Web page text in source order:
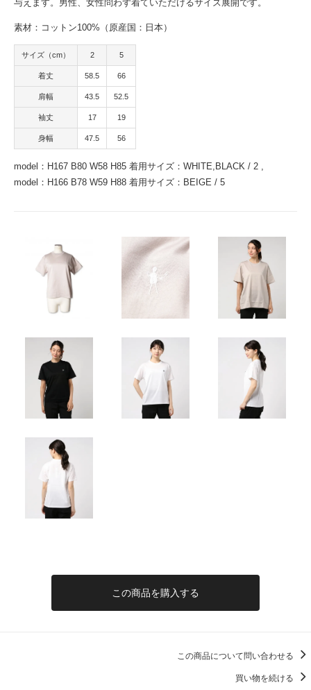
与えます。男性、女性問わず着ていただけるサイズ展開です。
素材：コットン100%（原産国：日本）
サイズ（cm） 2 5
着丈 58.5 66
肩幅 43.5 52.5
袖丈 17 19
身幅 47.5 56
model：H167 B80 W58 H85 着用サイズ：WHITE,BLACK / 2 ,
model：H166 B78 W59 H88 着用サイズ：BEIGE / 5
この商品を購入する
この商品について問い合わせる
買い物を続ける